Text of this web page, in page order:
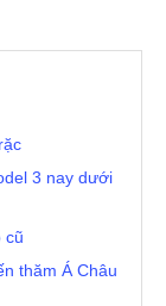
3 nay dưới
cũ
thăm Á Châu